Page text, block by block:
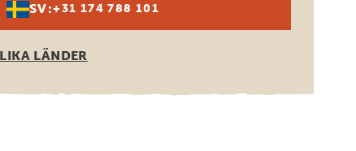
SV:+31 174 788 101
LÄNDER